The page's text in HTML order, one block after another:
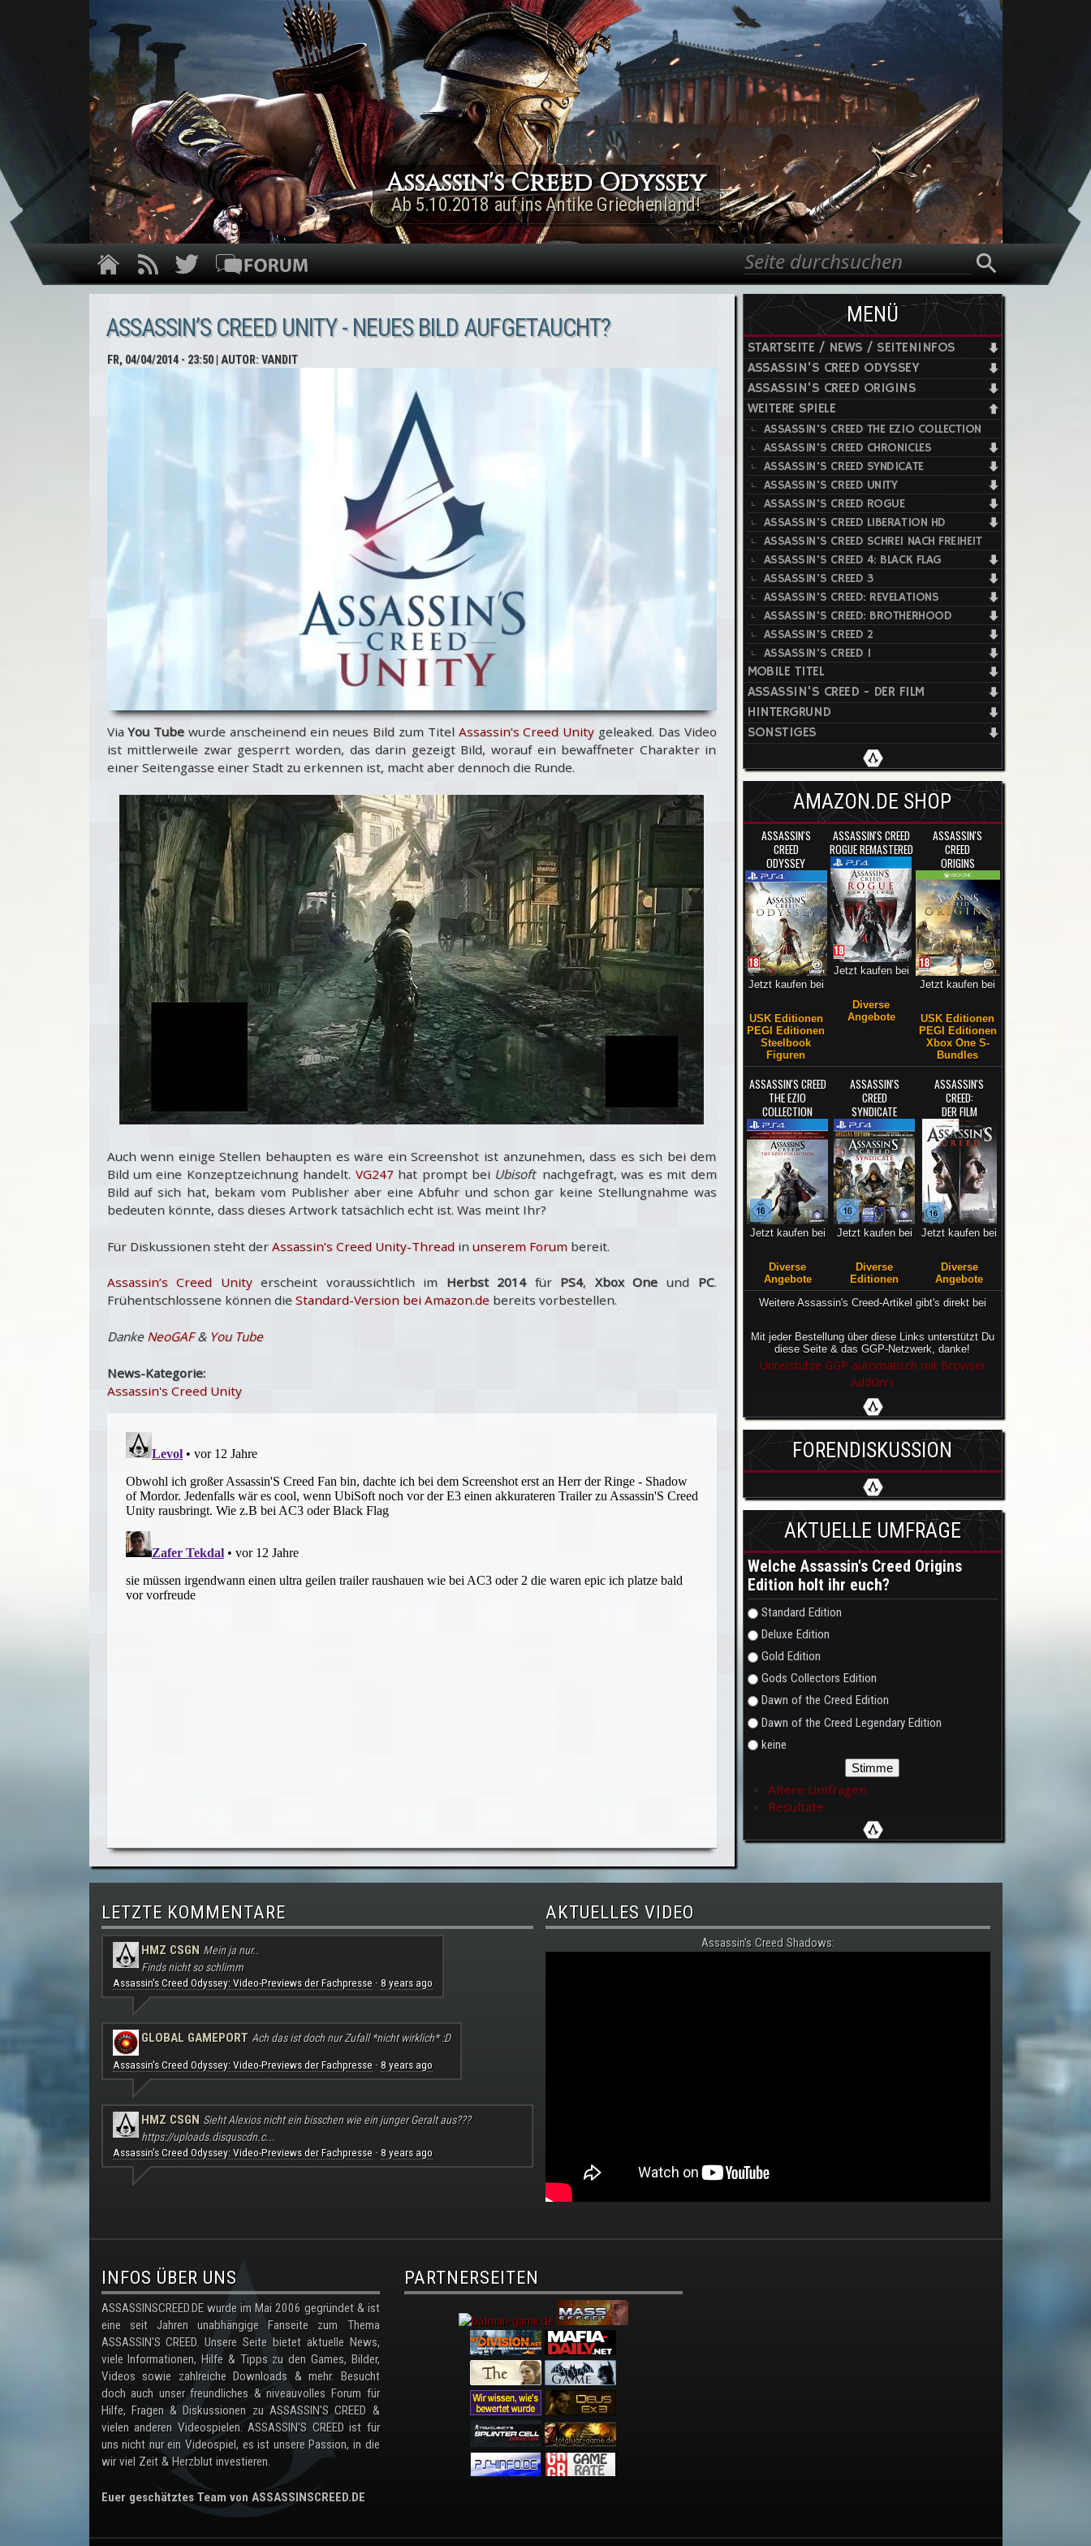
Direkt zum Inhalt
Assassin's Creed Rogue
Remastered
Jetzt für PS4 & Xbox One!
Suchformular
Suche
ASSASSIN’S CREED UNITY - NEUES BILD AUFGETAUCHT?
FR, 04/04/2014 - 23:50| AUTOR:VANDIT
ViaYou Tubewurde anscheinend ein neues Bild zum Titel Assassin’s Creed Unity geleaked. Das Video
ist mittlerweile zwar gesperrt worden, das darin gezeigt Bild, worauf ein bewaffneter Charakter in
einer Seitengasse einer Stadt zu erkennen ist, macht aber dennoch die Runde.
Auch wenn einige Stellen behaupten es wäre ein Screenshot ist anzunehmen, dass es sich bei dem
Bild um eine Konzeptzeichnung handelt. VG247hat prompt bei Ubisoft nachgefragt, was es mit dem
Bild auf sich hat, bekam vom Publisher aber eine Abfuhr und schon gar keine Stellungnahme was
bedeuten könnte, dass dieses Artwork tatsächlich echt ist. Was meint Ihr?
Für Diskussionen steht der Assassin’s Creed Unity-Threadin unserem Forumbereit.
Assassin’s Creed Unityerscheint voraussichtlich im Herbst 2014für PS4, Xbox Oneund PC.
Frühentschlossene können die Standard-Version bei Amazon.debereits vorbestellen.
Danke NeoGAF& You Tube
News-Kategorie:
Assassin's Creed Unity
MENÜ
STARTSEITE / NEWS / SEITENINFOS
ASSASSIN'S CREED ODYSSEY
ASSASSIN'S CREED ORIGINS
WEITERE SPIELE
ASSASSIN'S CREED THE EZIO COLLECTION
ASSASSIN'S CREED CHRONICLES
ASSASSIN'S CREED SYNDICATE
ASSASSIN'S CREED UNITY
ASSASSIN'S CREED ROGUE
ASSASSIN'S CREED LIBERATION HD
ASSASSIN'S CREED SCHREI NACH FREIHEIT
ASSASSIN'S CREED 4: BLACK FLAG
ASSASSIN'S CREED 3
ASSASSIN'S CREED: REVELATIONS
ASSASSIN'S CREED: BROTHERHOOD
ASSASSIN'S CREED 2
ASSASSIN'S CREED 1
MOBILE TITEL
ASSASSIN'S CREED - DER FILM
HINTERGRUND
SONSTIGES
AMAZON.DE SHOP
ASSASSIN'S
CREED
ODYSSEY
Jetzt kaufen bei
USK Editionen
PEGI Editionen
Steelbook
Figuren
ASSASSIN'S CREED
ROGUE REMASTERED
Jetzt kaufen bei
Diverse
Angebote
ASSASSIN'S
CREED
ORIGINS
Jetzt kaufen bei
USK Editionen
PEGI Editionen
Xbox One S-
Bundles
ASSASSIN'S CREED
THE EZIO
COLLECTION
Jetzt kaufen bei
Diverse
Angebote
ASSASSIN'S
CREED
SYNDICATE
Jetzt kaufen bei
Diverse
Editionen
ASSASSIN'S
CREED:
DER FILM
Jetzt kaufen bei
Diverse
Angebote
Weitere Assassin's Creed-Artikel gibt's direkt bei
Mit jeder Bestellung über diese Links unterstützt Du
diese Seite & das GGP-Netzwerk, danke!
Unterstütze GGP automatisch mit Browser
AddOn's
FORENDISKUSSION
AKTUELLE UMFRAGE
Welche Assassin's Creed Origins
Edition holt ihr euch?
Auswahlmöglichkeiten
Standard Edition
Deluxe Edition
Gold Edition
Gods Collectors Edition
Dawn of the Creed Edition
Dawn of the Creed Legendary Edition
keine
Ältere Umfragen
Resultate
LETZTE KOMMENTARE
HMZ CSGN Mein ja nur..
Finds nicht so schlimm
Assassin's Creed Odyssey: Video-Previews der Fachpresse· 8 years ago
GLOBAL GAMEPORT Ach das ist doch nur Zufall *nicht wirklich* :D
Assassin's Creed Odyssey: Video-Previews der Fachpresse· 8 years ago
HMZ CSGN Sieht Alexios nicht ein bisschen wie ein junger Geralt aus???
https://uploads.disquscdn.c...
Assassin's Creed Odyssey: Video-Previews der Fachpresse· 8 years ago
AKTUELLES VIDEO
Assassin's Creed Shadows:
.
INFOS ÜBER UNS
ASSASSINSCREED.DE wurde im Mai 2006 gegründet & ist
eine seit Jahren unabhängige Fanseite zum Thema
ASSASSIN'S CREED. Unsere Seite bietet aktuelle News,
viele Informationen, Hilfe & Tipps zu den Games, Bilder,
Videos sowie zahlreiche Downloads & mehr. Besucht
doch auch unser freundliches & niveauvolles Forum für
Hilfe, Fragen & Diskussionen zu ASSASSIN'S CREED &
vielen anderen Videospielen. ASSASSIN'S CREED ist für
uns nicht nur ein Videospiel, es ist unsere Passion, in die
wir viel Zeit & Herzblut investieren.
Euer geschätztes Team von ASSASSINSCREED.DE
PARTNERSEITEN